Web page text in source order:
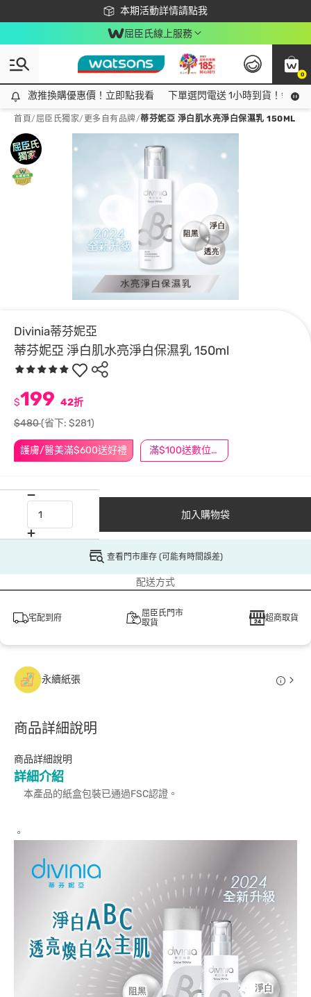
本期活動詳情請點我
下載app最高回饋$350
屈臣氏線上服務
0
激推換購優惠價！立即點我看
激推換購優惠價！立即點我看 下單選閃電送 1小時到貨！領神
首頁/ 屈臣氏獨家/ 更多自有品牌/蒂芬妮亞 淨白肌水亮淨白保濕乳 150ML
Divinia蒂芬妮亞
蒂芬妮亞 淨白肌水亮淨白保濕乳 150ml
護膚/醫美滿$600送好禮 滿$100送數位印花
$199 42折
$480(省下: $281)
加入購物袋
查看門市庫存 (可能有時間誤差)
配送方式
宅配到府
屈臣氏門市
取貨
超商取貨
永續紙張
商品詳細說明
商品詳細說明
詳細介紹
本產品的紙盒包裝已通過FSC認證。
。